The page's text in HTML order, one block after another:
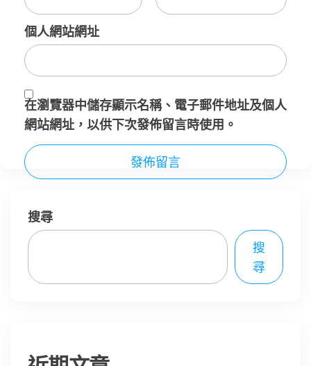
個人網站網址
在瀏覽器中儲存顯示名稱、電子郵件地址及個人
網站網址，以供下次發佈留言時使用。
搜尋
搜
尋